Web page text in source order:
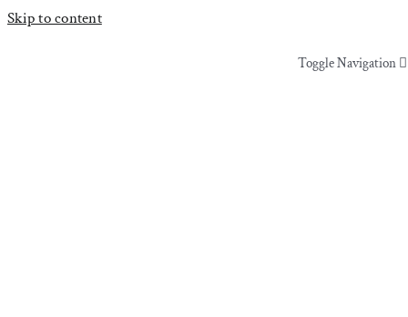
Skip to content
Toggle Navigation